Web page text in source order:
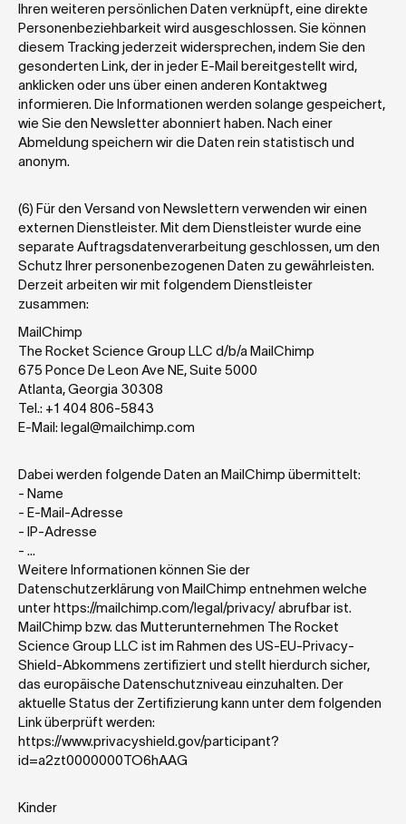
Ihren weiteren persönlichen Daten verknüpft, eine direkte
Personenbeziehbarkeit wird ausgeschlossen. Sie können
diesem Tracking jederzeit widersprechen, indem Sie den
gesonderten Link, der in jeder E-Mail bereitgestellt wird,
anklicken oder uns über einen anderen Kontaktweg
informieren. Die Informationen werden solange gespeichert,
wie Sie den Newsletter abonniert haben. Nach einer
Abmeldung speichern wir die Daten rein statistisch und
anonym.
(6) Für den Versand von Newslettern verwenden wir einen
externen Dienstleister. Mit dem Dienstleister wurde eine
separate Auftragsdatenverarbeitung geschlossen, um den
Schutz Ihrer personenbezogenen Daten zu gewährleisten.
Derzeit arbeiten wir mit folgendem Dienstleister
zusammen:
MailChimp
The Rocket Science Group LLC d/b/a MailChimp
675 Ponce De Leon Ave NE, Suite 5000
Atlanta, Georgia 30308
Tel.: +1 404 806-5843
E-Mail: legal@mailchimp.com
Dabei werden folgende Daten an MailChimp übermittelt:
- Name
- E-Mail-Adresse
- IP-Adresse
- …
Weitere Informationen können Sie der
Datenschutzerklärung von MailChimp entnehmen welche
unter https://mailchimp.com/legal/privacy/ abrufbar ist.
MailChimp bzw. das Mutterunternehmen The Rocket
Science Group LLC ist im Rahmen des US-EU-Privacy-
Shield-Abkommens zertifiziert und stellt hierdurch sicher,
das europäische Datenschutzniveau einzuhalten. Der
aktuelle Status der Zertifizierung kann unter dem folgenden
Link überprüft werden:
https://www.privacyshield.gov/participant?
id=a2zt0000000TO6hAAG
Kinder